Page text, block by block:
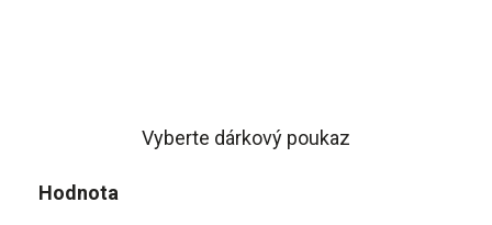
Vyberte dárkový poukaz
Hodnota